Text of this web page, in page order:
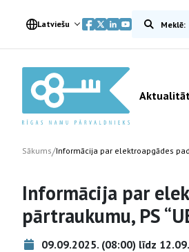
Latviešu Meklēt vietnē
Sākums/Informācija par elektroapgādes
Informācija par
pārtraukumu, PS
09.09.2025. (08:00) līdz